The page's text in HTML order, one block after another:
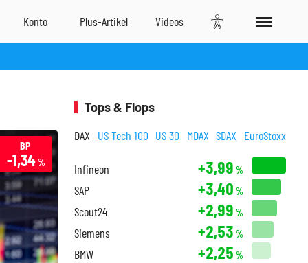
BP
-1,34%
Tops & Flops
DAX US Tech 100 US 30 MDAX SDAX EuroStoxx
Infineon +3,99 %
SAP +3,40 %
Scout24 +2,99 %
Siemens +2,53 %
BMW +2,25 %